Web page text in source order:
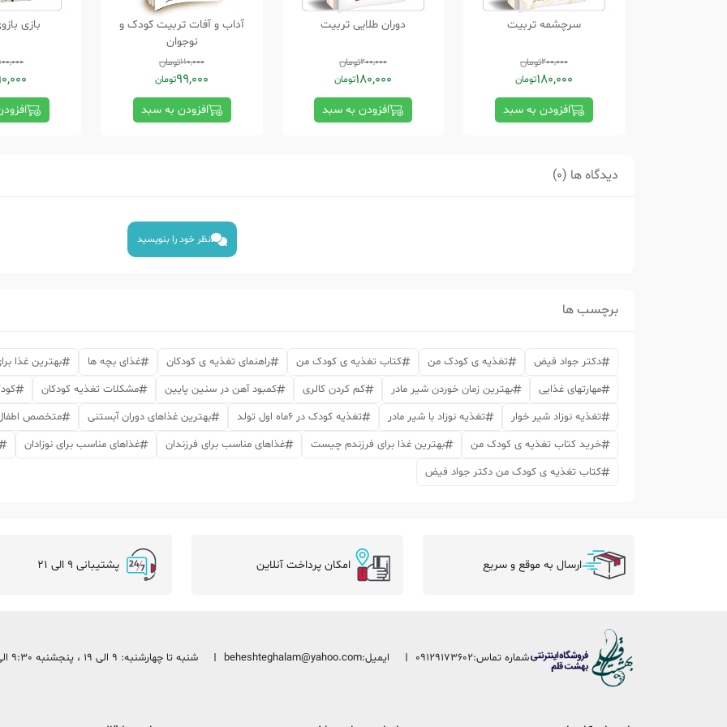
سرچشمه تربیت
200,000تومان
180,000تومان
افزودن به سبد
دوران طلایی تربیت
200,000تومان
180,000تومان
افزودن به سبد
آداب و آفات تربیت کودک و
نوجوان
110,000تومان
99,000تومان
افزودن به سبد
بازی
دیدگاه ها (0)
نظر خود را بنویسید
برچسب ها
دکتر جواد فیض تغذیه ی کودک من کتاب تغذیه ی کودک من راهنمای تغذیه ی کودکان غذای بچه ها بهترین غذا
مهارتهای غذایی
بهترین زمان خوردن شیر مادر کم کردن کالری کمبود آهن در سنین پایین مشکلات تغذیه کودکان
تغذیه نوزاد شیر خوار
تغذیه نوزاد با شیر مادر تغذیه کودک در 6ماه اول تولد بهترین غذاهای دوران آبستنی متخصص
خرید کتاب تغذیه ی کودک من
بهترین غذا برای فرزندم چیست غذاهای مناسب برای فرزندان غذاهای مناسب برای نوزادان
کتاب تغذیه ی کودک من دکتر جواد فیض
ارسال به موقع و سریع امکان پرداخت آنلاین پشتیبانی 9 الی 21
شماره تماس:09129173602 ایمیل:beheshteghalam@yahoo.com شنبه تا چهارشنبه: 9 الی 19 ، پنجشنبه 9:30 الی 13:30